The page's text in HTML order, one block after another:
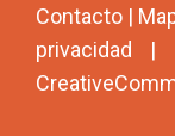
Contacto |
privacidad |